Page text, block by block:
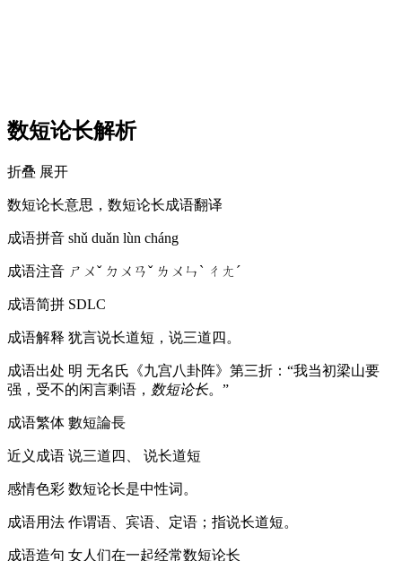
数短论长解析
折叠 展开
数短论长意思，数短论长成语翻译
成语拼音 shǔ duǎn lùn cháng
成语注音 ㄕㄨˇ ㄉㄨㄢˇ ㄌㄨㄣˋ ㄔㄤˊ
成语简拼 SDLC
成语解释 犹言说长道短，说三道四。
成语出处 明 无名氏《九宫八卦阵》第三折：“我当初梁山要
强，受不的闲言剩语， 数短论长。”
成语繁体 數短論長
近义成语 说三道四、 说长道短
感情色彩 数短论长是中性词。
成语用法 作谓语、宾语、定语；指说长道短。
成语造句 女人们在一起经常数短论长